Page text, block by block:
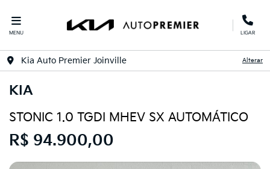
MENU LIGAR
Kia Auto Premier Joinville Alterar
KIA
STONIC 1.0 TGDI MHEV SX AUTOMÁTICO
R$ 94.900,00